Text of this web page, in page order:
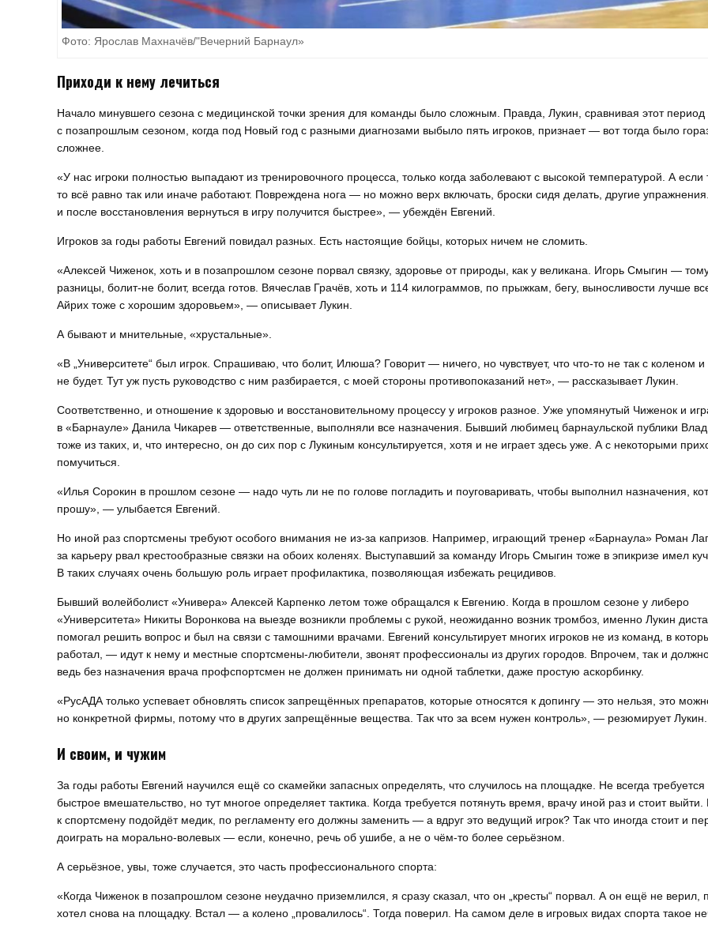
Фото: Ярослав Махначёв/"Вечерний Барнаул»
Приходи к нему лечиться
Начало минувшего сезона с медицинской точки зрения для команды было сложным. Правда, Лукин, сравнивая этот период
с позапрошлым сезоном, когда под Новый год с разными диагнозами выбыло пять игроков, признает — вот тогда было
сложнее.
«У нас игроки полностью выпадают из тренировочного процесса, только когда заболевают с высокой температурой. А если
то всё равно так или иначе работают. Повреждена нога — но можно верх включать, броски сидя делать, другие
и после восстановления вернуться в игру получится быстрее», — убеждён Евгений.
Игроков за годы работы Евгений повидал разных. Есть настоящие бойцы, которых ничем не сломить.
«Алексей Чиженок, хоть и в позапрошлом сезоне порвал связку, здоровье от природы, как у великана. Игорь Смыгин —
разницы, болит-не болит, всегда готов. Вячеслав Грачёв, хоть и 114 килограммов, по прыжкам, бегу, выносливости лучше
Айрих тоже с хорошим здоровьем», — описывает Лукин.
А бывают и мнительные, «хрустальные».
«В „Университете“ был игрок. Спрашиваю, что болит, Илюша? Говорит — ничего, но чувствует, что что-то не так с коленом и
не будет. Тут уж пусть руководство с ним разбирается, с моей стороны противопоказаний нет», — рассказывает Лукин.
Соответственно, и отношение к здоровью и восстановительному процессу у игроков разное. Уже упомянутый Чиженок и
в «Барнауле» Данила Чикарев — ответственные, выполняли все назначения. Бывший любимец барнаульской публики
тоже из таких, и, что интересно, он до сих пор с Лукиным консультируется, хотя и не играет здесь уже. А с некоторыми
помучиться.
«Илья Сорокин в прошлом сезоне — надо чуть ли не по голове погладить и поуговаривать, чтобы выполнил назначения,
прошу», — улыбается Евгений.
Но иной раз спортсмены требуют особого внимания не из-за капризов. Например, играющий тренер «Барнаула» Роман
за карьеру рвал крестообразные связки на обоих коленях. Выступавший за команду Игорь Смыгин тоже в эпикризе имел
В таких случаях очень большую роль играет профилактика, позволяющая избежать рецидивов.
Бывший волейболист «Универа» Алексей Карпенко летом тоже обращался к Евгению. Когда в прошлом сезоне у либеро
«Университета» Никиты Воронкова на выезде возникли проблемы с рукой, неожиданно возник тромбоз, именно Лукин
помогал решить вопрос и был на связи с тамошними врачами. Евгений консультирует многих игроков не из команд, в
работал, — идут к нему и местные спортсмены-любители, звонят профессионалы из других городов. Впрочем, так и
ведь без назначения врача профспортсмен не должен принимать ни одной таблетки, даже простую аскорбинку.
«РусАДА только успевает обновлять список запрещённых препаратов, которые относятся к допингу — это нельзя, это
но конкретной фирмы, потому что в других запрещённые вещества. Так что за всем нужен контроль», — резюмирует Лукин.
И своим, и чужим
За годы работы Евгений научился ещё со скамейки запасных определять, что случилось на площадке. Не всегда требуется
быстрое вмешательство, но тут многое определяет тактика. Когда требуется потянуть время, врачу иной раз и стоит
к спортсмену подойдёт медик, по регламенту его должны заменить — а вдруг это ведущий игрок? Так что иногда стоит и
доиграть на морально-волевых — если, конечно, речь об ушибе, а не о чём-то более серьёзном.
А серьёзное, увы, тоже случается, это часть профессионального спорта:
«Когда Чиженок в позапрошлом сезоне неудачно приземлился, я сразу сказал, что он „кресты“ порвал. А он ещё не верил,
хотел снова на площадку. Встал — а колено „провалилось“. Тогда поверил. На самом деле в игровых видах спорта такое